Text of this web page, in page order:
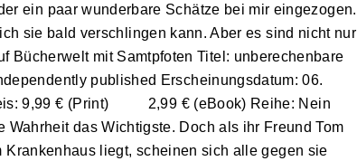
ein paar wunderbare Schätze bei mir eingezogen.
sie bald verschlingen kann. Aber es sind nicht nur
Bücherwelt mit Samtpfoten Titel: unberechenbare
published Erscheinungsdatum: 06.
9,99 € (Print) 2,99 € (eBook) Reihe: Nein
das Wichtigste. Doch als ihr Freund Tom
liegt, scheinen sich alle gegen sie